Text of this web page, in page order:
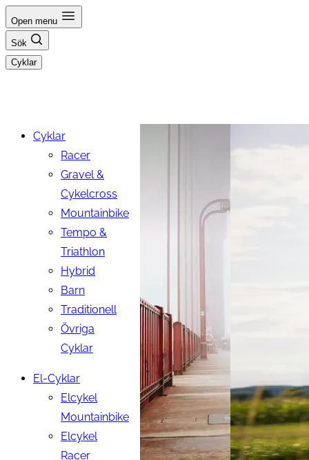
Hoppa
till
innehåll
Open menu
Sök
Cyklar
Cyklar
Racer
Gravel &
Cykelcross
Mountainbike
Tempo &
Triathlon
Hybrid
Barn
Traditionell
Övriga
Cyklar
El-Cyklar
Elcykel
Mountainbike
Elcykel
Racer